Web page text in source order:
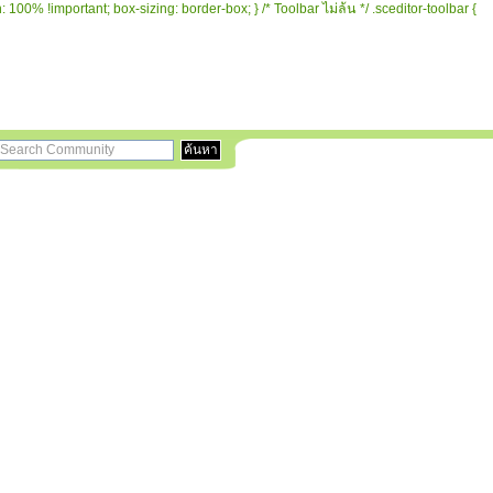
!important; box-sizing: border-box; } /* Toolbar ไม่ล้น */ .sceditor-toolbar {